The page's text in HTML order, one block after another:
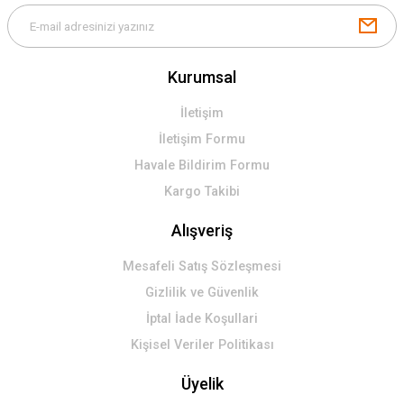
Kurumsal
İletişim
İletişim Formu
Havale Bildirim Formu
Kargo Takibi
Alışveriş
Mesafeli Satış Sözleşmesi
Gizlilik ve Güvenlik
İptal İade Koşullari
Kişisel Veriler Politikası
Üyelik